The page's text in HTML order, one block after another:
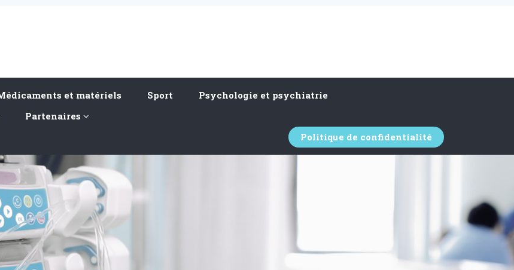
et matériels Sport
Psychologie et psychiatrie
Partenaires
Politique de confidentialité